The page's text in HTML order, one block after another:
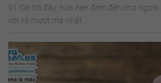
01/06 tới đây, hứa hẹn đem đến cho
vời và mượt mà nhất.